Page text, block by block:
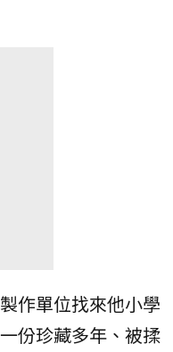
作單位找來他小學
份珍藏多年、被揉